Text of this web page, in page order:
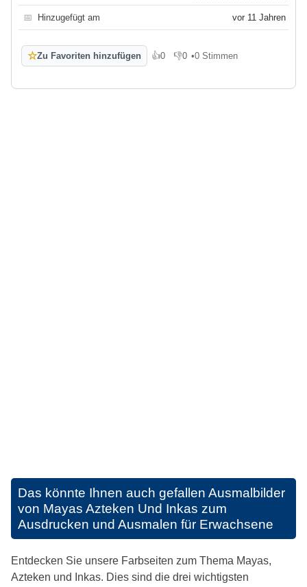
📅 Hinzugefügt am vor 11 Jahren
☆Zu Favoriten hinzufügen 👍0
Gefällt mir
👎0
Gefällt mir nicht
•0 Stimmen
Das könnte Ihnen auch gefallen Ausmalbilder
von Mayas Azteken Und Inkas zum
Ausdrucken und Ausmalen für Erwachsene
Entdecken Sie unsere Farbseiten zum Thema Mayas,
Azteken und Inkas. Dies sind die drei wichtigsten